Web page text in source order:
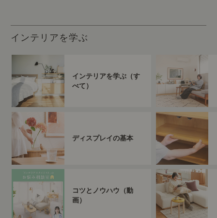
インテリアを学ぶ
インテリアを学ぶ（す
べて）
ディスプレイの基本
コツとノウハウ（動
画）